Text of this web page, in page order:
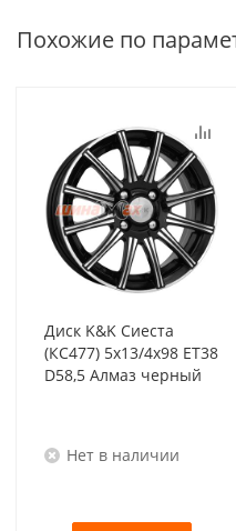
Похожие по
Диск K&K Сиеста
(КС477) 5x13/4x98 ET38
D58,5 Алмаз черный
Нет в наличии